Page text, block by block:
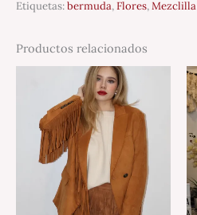
Etiquetas:bermuda,Flores,Mezclilla
Productos relacionados